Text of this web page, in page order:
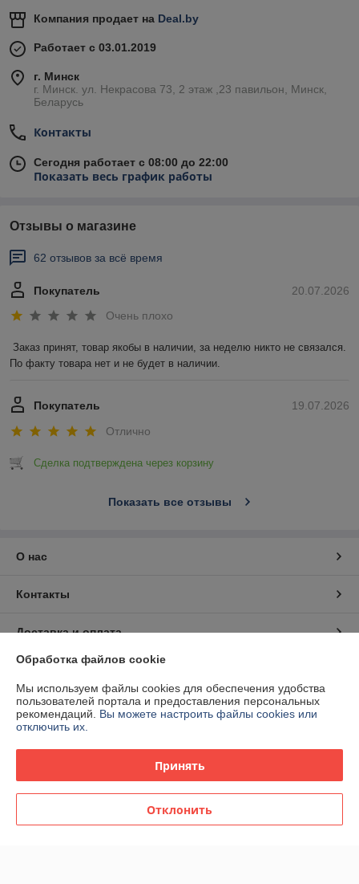
Компания продает на Deal.by
Работает с 03.01.2019
г. Минск
г. Минск. ул. Некрасова 73, 2 этаж ,23 павильон, Минск,
Беларусь
Контакты
Сегодня работает с 08:00 до 22:00
Показать весь график работы
Отзывы о магазине
62 отзывов за всё время
20.07.2026
Покупатель
Очень плохо
Заказ принят, товар якобы в наличии, за неделю никто не связался.
По факту товара нет и не будет в наличии.
19.07.2026
Покупатель
Отлично
Сделка подтверждена через корзину
Показать все отзывы
О нас
Контакты
Доставка и оплата
График работы
Полная версия сайта
Сайт создан на платформе Deal.by
Обработка файлов cookie
Мы используем файлы cookies для обеспечения удобства
пользователей портала и предоставления персональных
рекомендаций. Вы можете настроить файлы cookies или
отключить их.
Принять
Отклонить